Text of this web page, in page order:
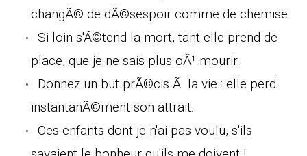
changÃ© de dÃ©sespoir comme de chemise.
Si loin s'Ã©tend la mort, tant elle prend de
place, que je ne sais plus oÃ¹ mourir.
Donnez un but prÃ©cis Ã la vie : elle perd
instantanÃ©ment son attrait.
Ces enfants dont je n'ai pas voulu, s'ils